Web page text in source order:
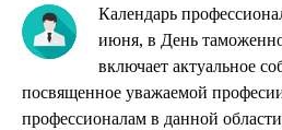
Календарь
июня, в День
включает актуальное
посвященное уважаемой
профессионалам в данной